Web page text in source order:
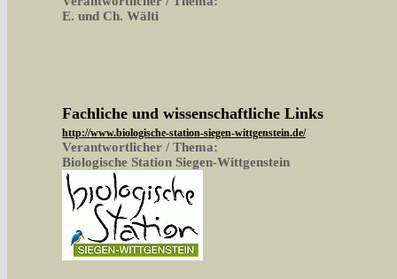
E. und Ch. Wälti
Fachliche und wissenschaftliche Links
http://www.biologische-station-siegen-wittgenstein.de/
Verantwortlicher / Thema:
Biologische Station Siegen-Wittgenstein